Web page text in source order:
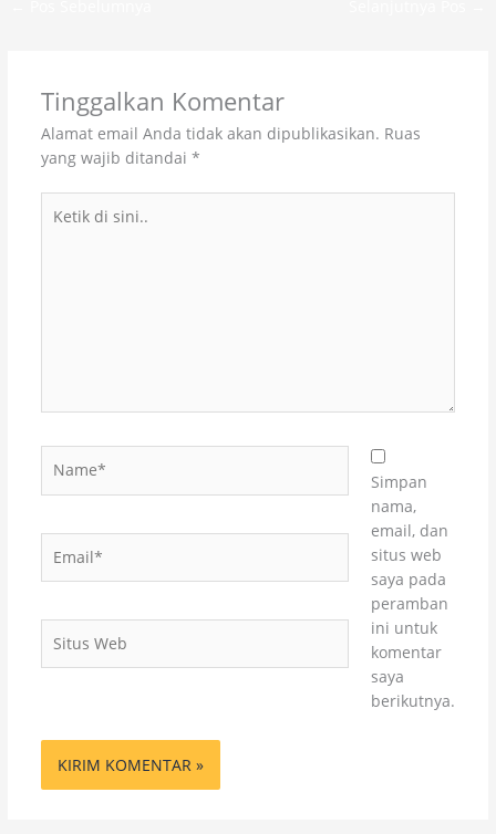
Tinggalkan Komentar
Alamat email Anda tidak akan dipublikasikan. Ruas
yang wajib ditandai *
Web
Simpan
nama,
email, dan
situs web
saya pada
peramban
ini untuk
komentar
saya
berikutnya.